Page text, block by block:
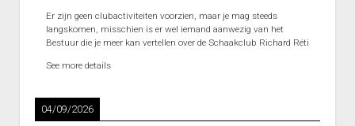
Er zijn geen clubactiviteiten voorzien, maar je mag steeds
langskomen, misschien is er wel iemand aanwezig van het
Bestuur die je meer kan vertellen over de Schaakclub Richard Réti
See more details
04/09/2026